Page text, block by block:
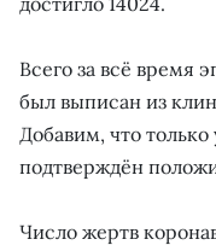
Всего за всё время
был выписан из
Добавим, что
подтверждён
Число жертв